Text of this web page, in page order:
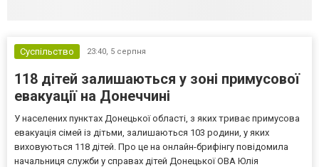
Суспільство 23:40, 5 серпня
118 дітей залишаються у зоні примусової
евакуації на Донеччині
У населених пунктах Донецької області, з яких триває примусова
евакуація сімей із дітьми, залишаються 103 родини, у яких
виховуються 118 дітей. Про це на онлайн-брифінгу повідомила
начальниця служби у справах дітей Донецької ОВА Юлія